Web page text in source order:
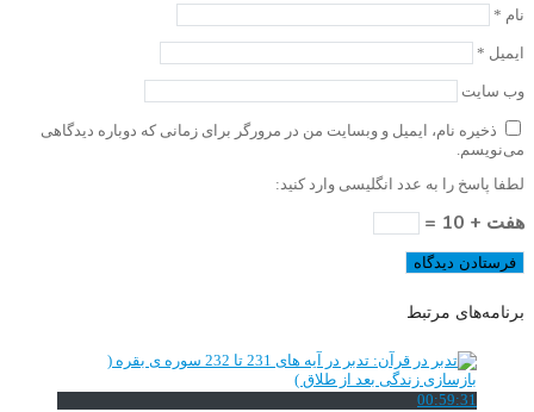
نام *
ایمیل *
وب‌ سایت
ذخیره نام، ایمیل و وبسایت من در مرورگر برای زمانی که دوباره دیدگاهی
می‌نویسم.
لطفا پاسخ را به عدد انگلیسی وارد کنید:
هفت + 10 =
برنامه‌های مرتبط
00:59:31